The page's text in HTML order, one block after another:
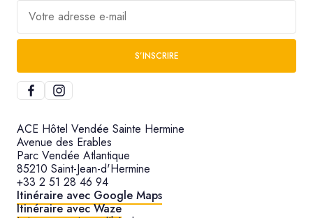
Votre adresse e-mail
S’INSCRIRE
ACE Hôtel Vendée Sainte Hermine
Avenue des Erables
Parc Vendée Atlantique
85210 Saint-Jean-d'Hermine
+33 2 51 28 46 94
Itinéraire avec Google Maps
Itinéraire avec Waze